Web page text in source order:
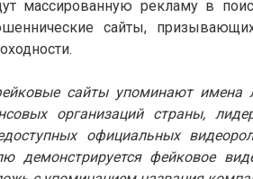
рекламу в
сайты,
сайты упоминают имена
организаций страны,
официальных
демонстрируется фейковое